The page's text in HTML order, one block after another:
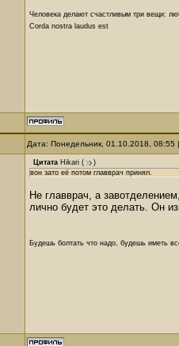
Человека делают счастливым три вещи:
Corda nostra laudus est
Дата: Понедельник, 01.10.2018,
Цитата Hikari (
)
вон зато её потом главврач принял.
Не главврач, а
лично будет это делать. Он
Будешь болтать что надо, будешь иметь